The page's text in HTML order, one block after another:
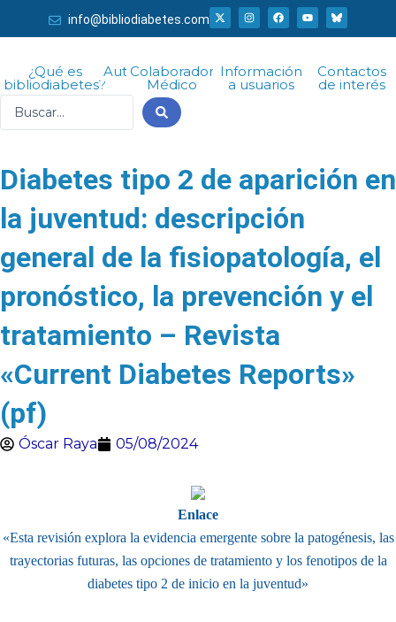
al
info@bibliodiabetes.com
X
-
t
t
t
I
n
s
r
a
F
a
c
o
o
k
Y
o
u
¿Qué es
bibliodiabetes?
AutorColaborador
Médico
Información
a usuarios
Contactos
de interés
Diabetes tipo 2 de aparición en
la juventud: descripción
general de la fisiopatología, el
pronóstico, la prevención y el
tratamiento – Revista
«Current Diabetes Reports»
(pf)
Óscar Raya 05/08/2024
Enlace
«Esta revisión explora la evidencia emergente sobre la patogénesis, las
trayectorias futuras, las opciones de tratamiento y los fenotipos de la
diabetes tipo 2 de inicio en la juventud»